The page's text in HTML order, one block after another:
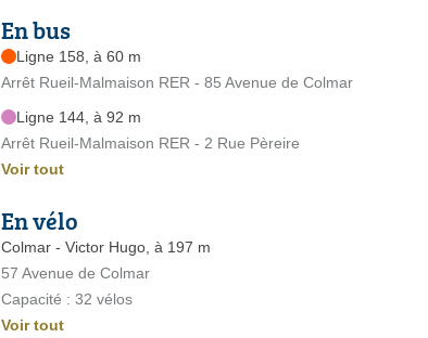
En bus
Ligne 158, à 60 m
Arrêt Rueil-Malmaison RER - 85 Avenue de Colmar
Ligne 144, à 92 m
Arrêt Rueil-Malmaison RER - 2 Rue Pèreire
Voir tout
En vélo
Colmar - Victor Hugo, à 197 m
57 Avenue de Colmar
Capacité : 32 vélos
Voir tout